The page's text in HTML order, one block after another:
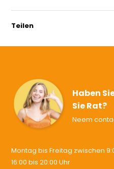
Teilen
Haben
Sie Rat?
Neem
Montag bis Freitag zwischen
16:00 bis 20:00 Uhr